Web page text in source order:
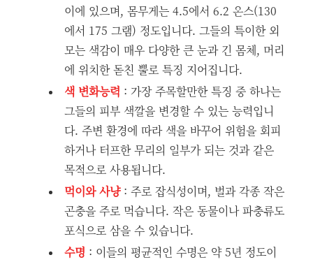
이에 있으며, 몸무게는 4.5에서 6.2 온스(130
에서 175 그램) 정도입니다. 그들의 특이한 외
모는 색감이 매우 다양한 큰 눈과 긴 몸체, 머리
에 위치한 돋친 뿔로 특징 지어집니다.
색 변화능력 : 가장 주목할만한 특징 중 하나는
그들의 피부 색깔을 변경할 수 있는 능력입니
다. 주변 환경에 따라 색을 바꾸어 위험을 회피
하거나 터프한 무리의 일부가 되는 것과 같은
목적으로 사용됩니다.
먹이와 사냥: 주로 잡식성이며, 벌과 각종 작은
곤충을 주로 먹습니다. 작은 동물이나 파충류도
포식으로 삼을 수 있습니다.
수명 : 이들의 평균적인 수명은 약 5년 정도이